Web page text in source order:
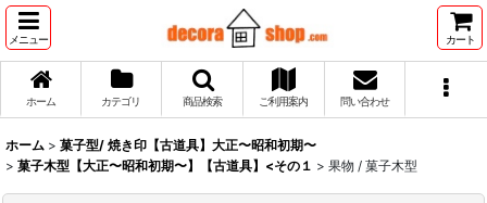
メニュー カート
ホーム カテゴリ 商品検索 ご利用案内 問い合わせ
ホーム > 菓子型/ 焼き印【古道具】大正〜昭和初期〜
> 菓子木型【大正〜昭和初期〜】【古道具】<その１ > 果物 / 菓子木型